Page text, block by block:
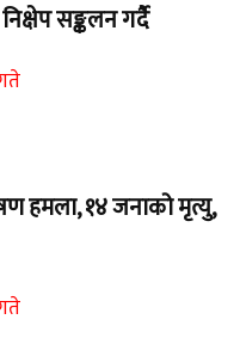
सङ्कलन गर्दै
हमला, १४ जनाको मृत्यु,